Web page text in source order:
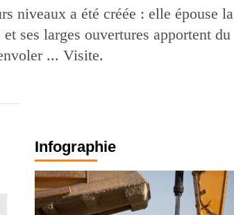
niveaux a été créée : elle épouse la
ses larges ouvertures apportent du
... Visite.
Infographie